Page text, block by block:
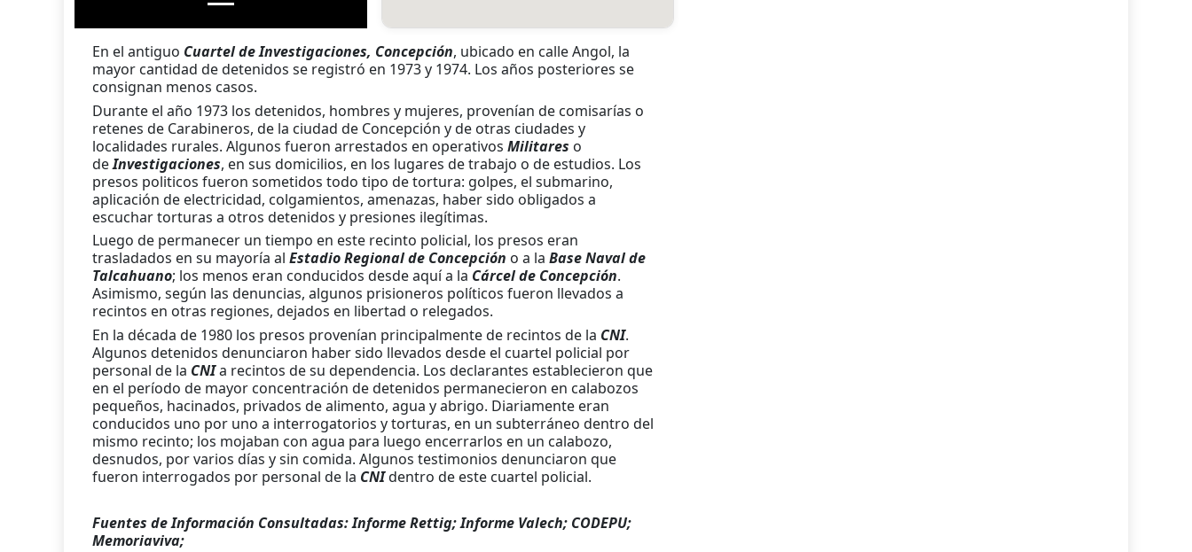
En el antiguo Cuartel de Investigaciones, Concepción, ubicado en calle Angol, la
mayor cantidad de detenidos se registró en 1973 y 1974. Los años posteriores se
consignan menos casos.
Durante el año 1973 los detenidos, hombres y mujeres, provenían de comisarías o
retenes de Carabineros, de la ciudad de Concepción y de otras ciudades y
localidades rurales. Algunos fueron arrestados en operativos Militares o
deInvestigaciones, en sus domicilios, en los lugares de trabajo o de estudios. Los
presos politicos fueron sometidos todo tipo de tortura: golpes, el submarino,
aplicación de electricidad, colgamientos, amenazas, haber sido obligados a
escuchar torturas a otros detenidos y presiones ilegítimas.
Luego de permanecer un tiempo en este recinto policial, los presos eran
trasladados en su mayoría al Estadio Regional de Concepción o a la Base Naval de
Talcahuano; los menos eran conducidos desde aquí a la Cárcel de Concepción.
Asimismo, según las denuncias, algunos prisioneros políticos fueron llevados a
recintos en otras regiones, dejados en libertad o relegados.
En la década de 1980 los presos provenían principalmente de recintos de la CNI.
Algunos detenidos denunciaron haber sido llevados desde el cuartel policial por
personal de la CNIa recintos de su dependencia. Los declarantes establecieron que
en el período de mayor concentración de detenidos permanecieron en calabozos
pequeños, hacinados, privados de alimento, agua y abrigo. Diariamente eran
conducidos uno por uno a interrogatorios y torturas, en un subterráneo dentro del
mismo recinto; los mojaban con agua para luego encerrarlos en un calabozo,
desnudos, por varios días y sin comida. Algunos testimonios denunciaron que
fueron interrogados por personal de la CNIdentro de este cuartel policial.
Fuentes de Información Consultadas: Informe Rettig; Informe Valech; CODEPU;
Memoriaviva;